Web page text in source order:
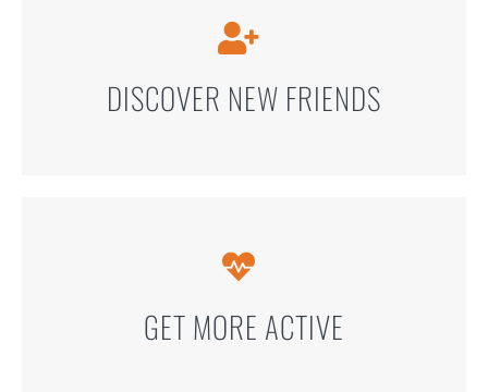
DISCOVER NEW FRIENDS
GET MORE ACTIVE